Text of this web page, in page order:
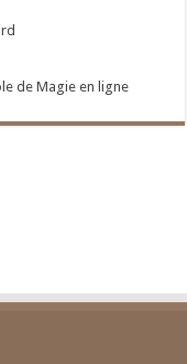
de Magie en ligne